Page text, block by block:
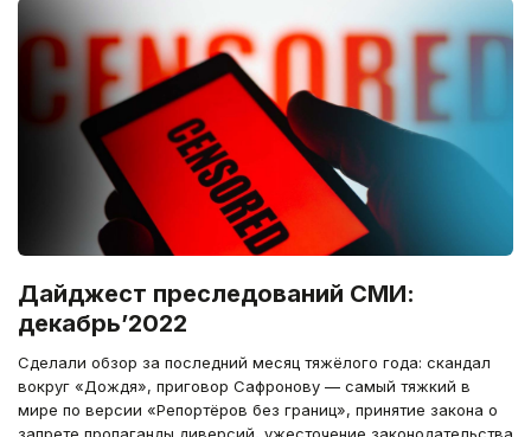
Дайджест преследований СМИ:
декабрь’2022
Сделали обзор за последний месяц тяжёлого года: скандал
вокруг «Дождя», приговор Сафронову — самый тяжкий в
мире по версии «Репортёров без границ», принятие закона о